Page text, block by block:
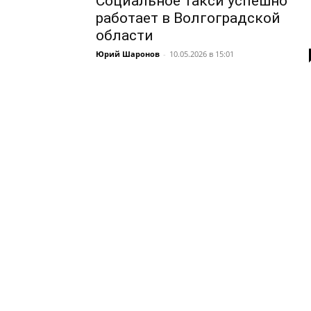
работает в Волгоградской
области
Юрий Шаронов - 10.05.2026 в 15:01